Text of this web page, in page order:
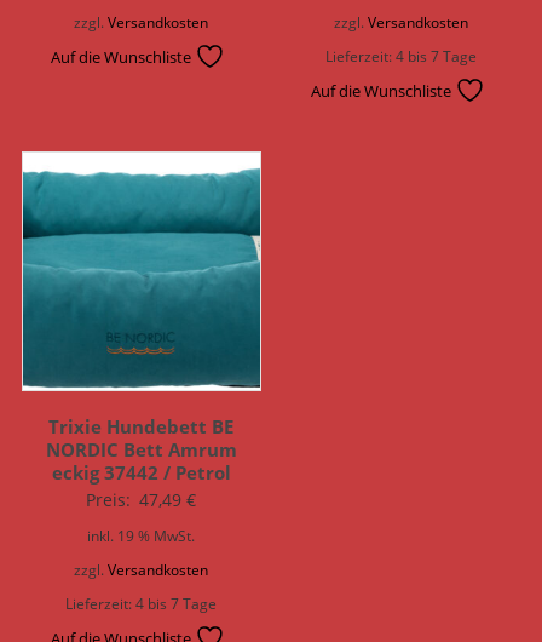
zzgl.Versandkosten
Auf die Wunschliste
zzgl. Versandkosten
Lieferzeit:4 bis 7 Tage
Auf die Wunschliste
Trixie Hundebett BE
NORDIC Bett Amrum
eckig 37442 / Petrol
Preis: 47,49€
inkl. 19 % MwSt.
zzgl.Versandkosten
Lieferzeit:4 bis 7 Tage